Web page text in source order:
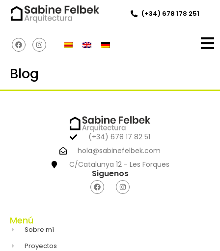
(+34) 678 178 251
Blog
(+34) 678 17 82 51
hola@sabinefelbek.com
C/Catalunya 12 - Les Forques
Siguenos
Menú
Sobre mí
Proyectos